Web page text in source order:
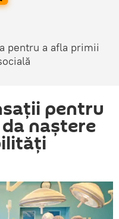
pentru a afla primii
pentru
naștere